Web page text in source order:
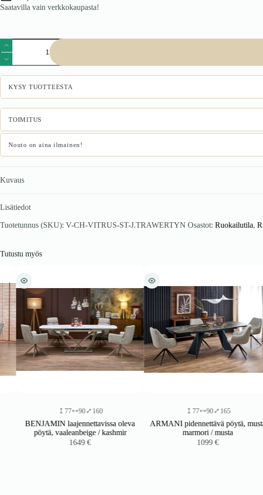
Saatavilla vain verkkokaupasta!
VITRUS
pidennettävä
pöytä,
vaaleaa
travertiinia
määrä
KYSY TUOTTEESTA
TOIMITUS
Nouto on aina ilmainen!
Kuvaus
Lisätiedot
Tuotetunnus (SKU): V-CH-VITRUS-ST-J.TRAWERTYN Osastot: Ruokailutila,
Tutustu myös
90 160
BENJAMIN laajennettavissa oleva
pöytä, vaaleanbeige / kashmir
1649€
90 165
ARMANI pidennettävä pöytä, musta
marmori / musta
1099€